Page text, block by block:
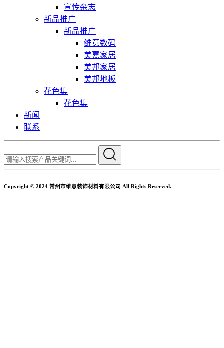
宣传杂志
新品推广
新品推广
维意数码
美嘉家居
美邦家居
美邦地板
花色集
花色集
新闻
联系
Copyright © 2024 常州市维意装饰材料有限公司 All Rights Reserved.